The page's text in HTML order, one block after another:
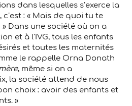
dans lesquelles s’exerce la
: « Mais de quoi tu te
» Dans une société où on a
et à l’IVG, tous les enfants
et toutes les maternités
le rappelle Orna Donath
, même si on a
la société attend de nous
choix : avoir des enfants et
»